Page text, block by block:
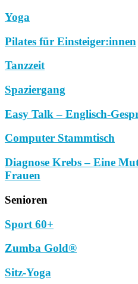
Yoga
Pilates für Einsteiger:innen
Tanzzeit
Spaziergang
Easy Talk – Englisch-
Computer Stammtisch
Diagnose Krebs – Eine
Frauen
Senioren
Sport 60+
Zumba Gold®
Sitz-Yoga